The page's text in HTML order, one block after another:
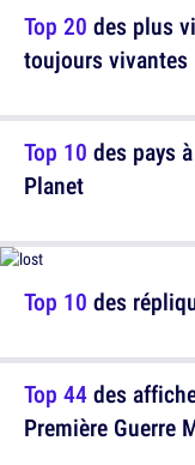
Top 10 des pays
Planet
Top 44des
Première Guerre
Top 20 des plus
toujours vivantes
Top 10 des